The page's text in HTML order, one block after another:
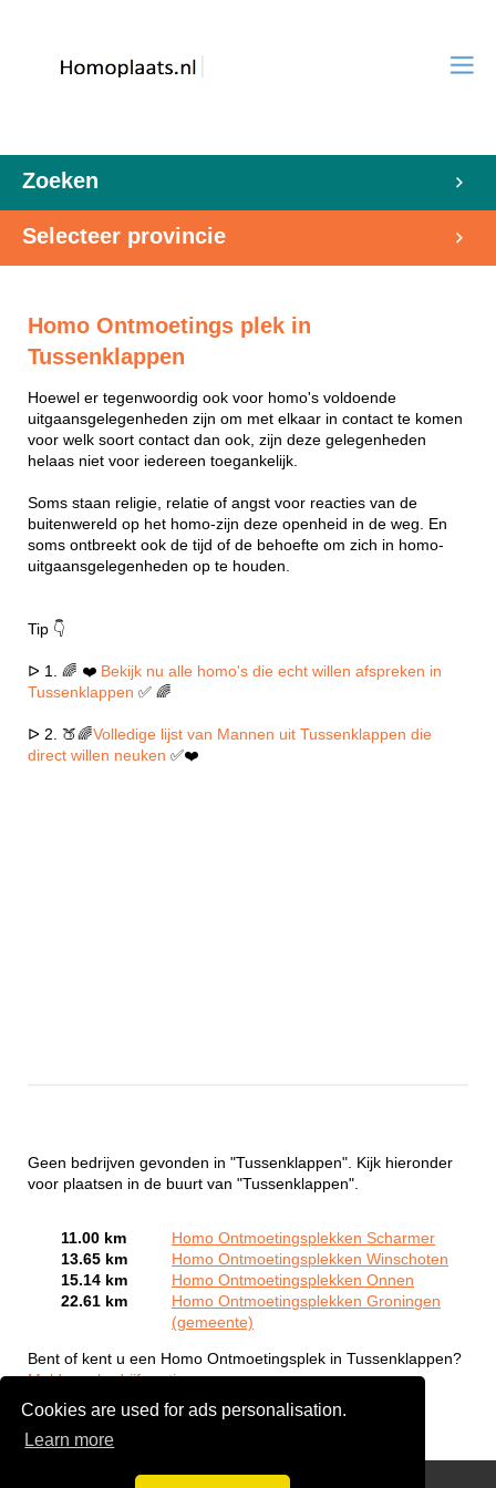
Cookies are used for ads personalisation.
Learn more
Zoeken
Selecteer provincie
Homo Ontmoetings plek in
Tussenklappen
Hoewel er tegenwoordig ook voor homo's voldoende
uitgaansgelegenheden zijn om met elkaar in contact te komen
voor welk soort contact dan ook, zijn deze gelegenheden
helaas niet voor iedereen toegankelijk.
Soms staan religie, relatie of angst voor reacties van de
buitenwereld op het homo-zijn deze openheid in de weg. En
soms ontbreekt ook de tijd of de behoefte om zich in homo-
uitgaansgelegenheden op te houden.
Tip 👇
ᐅ 1. 🌈 ❤️ Bekijk nu alle homo's die echt willen afspreken in
Tussenklappen ✅ 🌈
ᐅ 2. 🍑🌈Volledige lijst van Mannen uit Tussenklappen die
direct willen neuken ✅❤️
Geen bedrijven gevonden in "Tussenklappen". Kijk hieronder
voor plaatsen in de buurt van "Tussenklappen".
11.00 km
Homo Ontmoetingsplekken Scharmer
13.65 km
Homo Ontmoetingsplekken Winschoten
15.14 km
Homo Ontmoetingsplekken Onnen
22.61 km
Homo Ontmoetingsplekken Groningen
(gemeente)
Bent of kent u een Homo Ontmoetingsplek in Tussenklappen?
Meld een bedrijf gratis aan